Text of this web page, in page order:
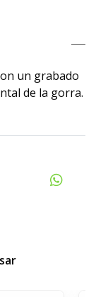
un grabado
de la gorra.